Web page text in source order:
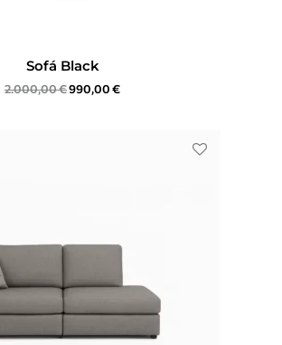
Sofá Black
2.000,00€990,00€